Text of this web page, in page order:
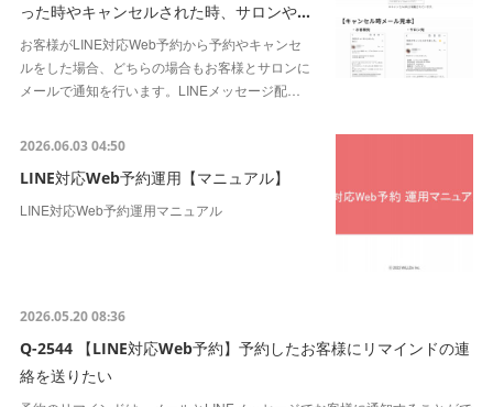
った時やキャンセルされた時、サロンや…
お客様がLINE対応Web予約から予約やキャンセ
ルをした場合、どちらの場合もお客様とサロンに
メールで通知を行います。LINEメッセージ配…
2026.06.03 04:50
LINE対応Web予約運用【マニュアル】
LINE対応Web予約運用マニュアル
2026.05.20 08:36
Q-2544 【LINE対応Web予約】予約したお客様にリマインドの連
絡を送りたい